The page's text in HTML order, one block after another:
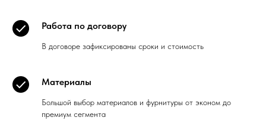
Работа по договору
В договоре зафиксированы сроки и стоимость
Материалы
Большой выбор материалов и фурнитуры от эконом до
премиум сегмента